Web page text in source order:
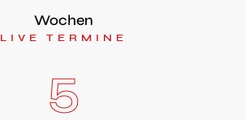
Wochen
LIVE TERMINE
5